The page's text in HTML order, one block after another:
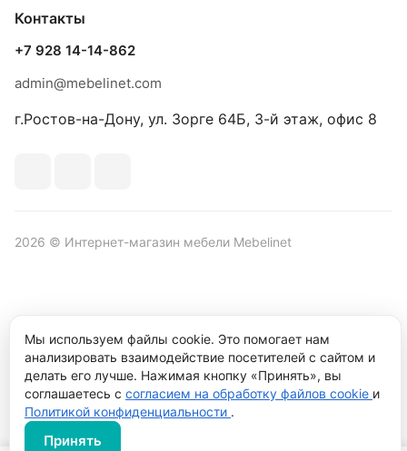
Контакты
+7 928 14-14-862
admin@mebelinet.com
г.Ростов-на-Дону, ул. Зорге 64Б, 3-й этаж, офис 8
2026 © Интернет-магазин мебели Mebelinet
конфиденциальности
Продвижение сайта студияРекламный контент
Мы используем файлы cookie. Это помогает нам
анализировать взаимодействие посетителей с сайтом и
делать его лучше. Нажимая кнопку «Принять», вы
соглашаетесь с согласием на обработку файлов cookie и
Политикой конфиденциальности .
Принять